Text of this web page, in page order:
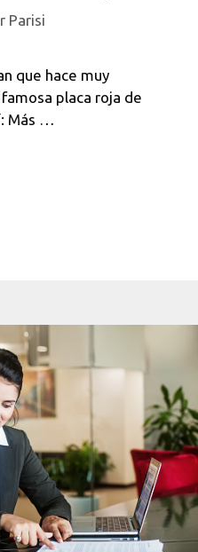
Parisi
que hace muy
placa roja de
Más …